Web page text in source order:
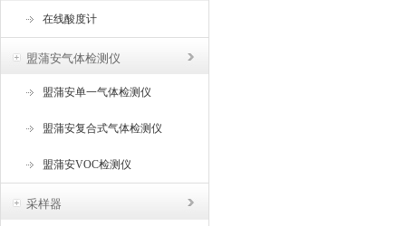
在线酸度计
盟蒲安气体检测仪
盟蒲安单一气体检测仪
盟蒲安复合式气体检测仪
盟蒲安VOC检测仪
采样器